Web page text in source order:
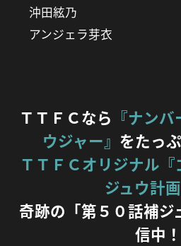
沖田絃乃
アンジェラ芽衣
ＴＴＦＣなら 『ナン
ウジャー』 をたっ
ＴＴＦＣオリジナル
ジュウ計画
奇跡の「第５０話補ジ
信中！